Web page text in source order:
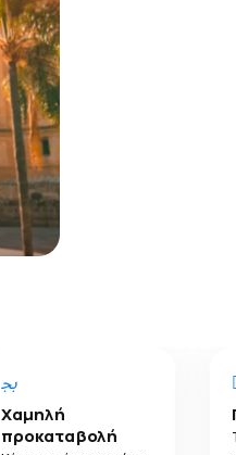
Χαμηλή
προκαταβολή